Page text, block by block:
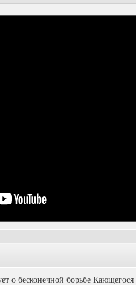
о бесконечной борьбе